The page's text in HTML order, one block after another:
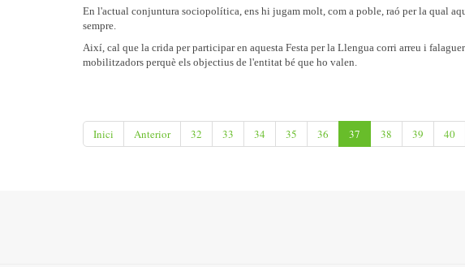
En l'actual conjuntura sociopolítica, ens hi jugam molt, com a poble, raó per la qual
sempre.
Així, cal que la crida per participar en aquesta Festa per la Llengua corri arreu i
mobilitzadors perquè els objectius de l'entitat bé que ho valen.
Inici Anterior 32 33 34 35 36 37 38 39 40